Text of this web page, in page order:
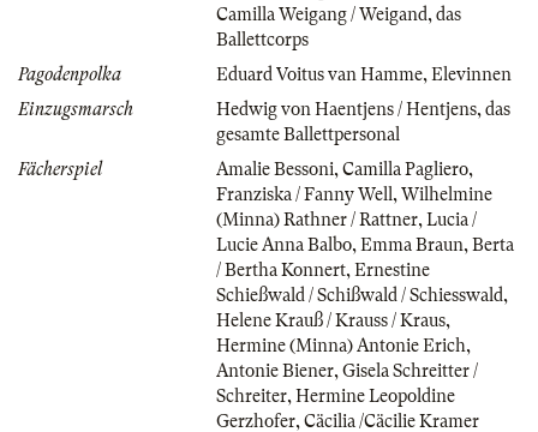
Camilla Weigang / Weigand, das
Ballettcorps
Pagodenpolka
Eduard Voitus van Hamme, Elevinnen
Einzugsmarsch
Hedwig von Haentjens / Hentjens, das
gesamte Ballettpersonal
Fächerspiel
Amalie Bessoni, Camilla Pagliero,
Franziska / Fanny Well , Wilhelmine
(Minna) Rathner / Rattner, Lucia /
Lucie Anna Balbo, Emma Braun, Berta
/ Bertha Konnert, Ernestine
Schießwald / Schißwald / Schiesswald,
Helene Krauß / Krauss / Kraus,
Hermine (Minna) Antonie Erich,
Antonie Biener, Gisela Schreitter /
Schreiter, Hermine Leopoldine
Gerzhofer, Cäcilia /Cäcilie Kramer